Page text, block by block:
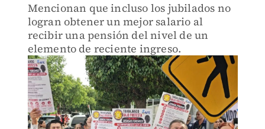
Mencionan que incluso los jubilados no
logran obtener un mejor salario al
recibir una pensión del nivel de un
elemento de reciente ingreso.